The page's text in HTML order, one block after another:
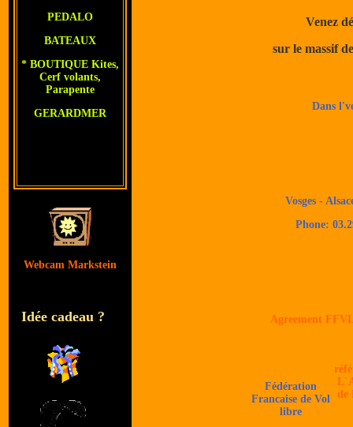
PEDALO
BATEAUX
* BOUTIQUE Kites,
Cerf volants,
Parapente
GERARDMER
Webcam Markstein
Idée cadeau ?
Venez
sur le massif
Dans
Vosges -
Phone:
Agreement FFVL
Fédération
Francaise de Vol
libre
de